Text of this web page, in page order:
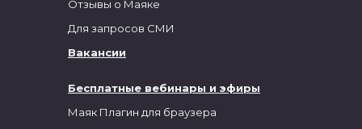
Бесплатные вебинары и эфиры
Маяк Плагин для браузера
Отзывы о Маяке
Для запросов СМИ
Вакансии